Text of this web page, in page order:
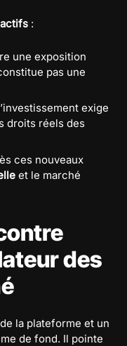
:
une exposition
pas une
exige
droits réels des
ces nouveaux
et le marché
des
la plateforme et un
de fond. Il pointe